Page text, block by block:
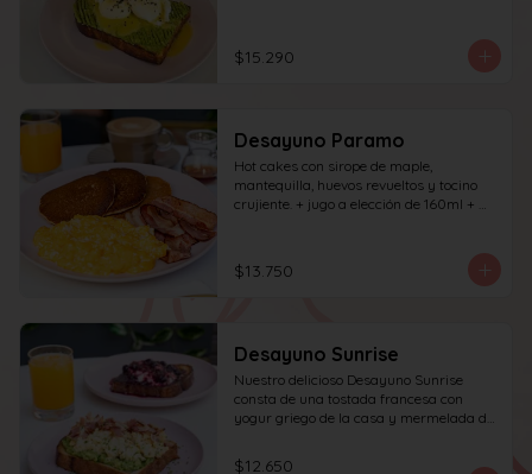
$1.000 adicionales) + jugo del día de
160ml + yogur griego con granola y
$15.290
Desayuno Paramo
Hot cakes con sirope de maple,
mantequilla, huevos revueltos y tocino
crujiente. + jugo a elección de 160ml +
$13.750
Desayuno Sunrise
Nuestro delicioso Desayuno Sunrise
consta de una tostada francesa con
yogur griego de la casa y mermelada de
de pan blanco con palta molida, pasta de
$12.650